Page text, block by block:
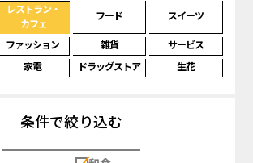
レストラン・
カフェ
フード スイーツ
ファッション 雑貨
サービス
家電 ドラッグストア 生花
条件で絞り込む